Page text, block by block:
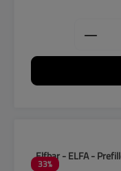
33%
Elfbar - ELFA -